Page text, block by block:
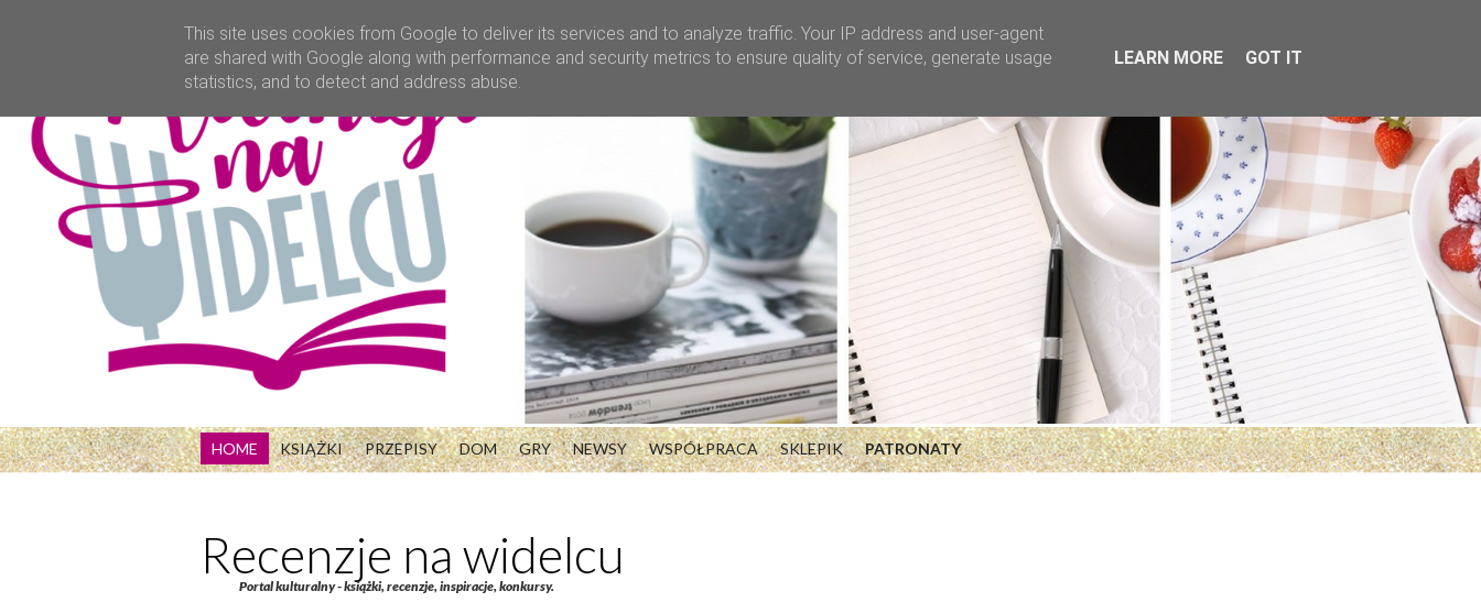
HOME KSIĄŻKI PRZEPISY DOM GRY NEWSY WSPÓŁPRACA SKLEPIK PATRONATY
Recenzje na widelcu
Portal kulturalny - książki, recenzje, inspiracje, konkursy.
This site uses cookies from Google to deliver its services and to analyze traffic. Your IP address and user-agent
are shared with Google along with performance and security metrics to ensure quality of service, generate usage
statistics, and to detect and address abuse.
LEARN MORE GOT IT